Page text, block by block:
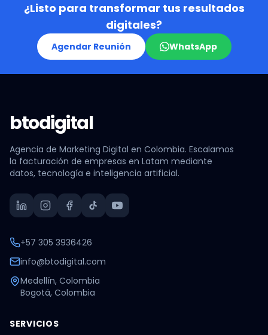
¿Listo para transformar tus resultados
digitales?
Agendar Reunión WhatsApp
btodigital
Agencia de Marketing Digital en Colombia. Escalamos
la facturación de empresas en Latam mediante
datos, tecnología e inteligencia artificial.
+57 305 3936426
info@btodigital.com
Medellín, Colombia
Bogotá, Colombia
SERVICIOS